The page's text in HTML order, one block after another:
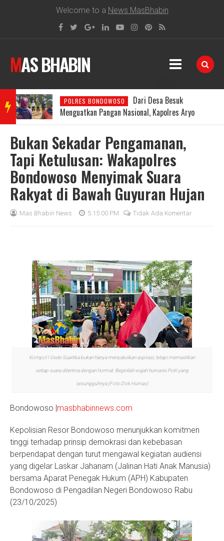
Welcome to a News MasBhabin
MAS BHABIN
BRE
AKIN
NEW
Besuk
Kapolres Aryo
BONDOWOSO
Dua Putra
Bondowoso Antar Arseko Juara
Bukan Sekadar Pengamanan,
Tapi Ketulusan: Wakapolres
Bondowoso Menyimak Suara
Rakyat di Bawah Guyuran Hujan
Mas Bhabin News 5:15:00 PM Tidak Ada Komentar
Kompol I Gede Suartika bukan hanya menyaksikan aspirasi, tetapi memastikan
setiap suara diterima dengan hormat. Beginilah wajah humanis Polri yang
sesungguhnya (Foto:Dok.Humas)
Bondowoso |masbhabinnews.com
Kepolisian Resor Bondowoso menunjukkan komitmen
tinggi terhadap prinsip demokrasi dan kebebasan
berpendapat dengan turut mengawal kegiatan audiensi
yang digelar Laskar Jahanam (Jalinan Hati Anak Manusia)
bersama Aparat Penegak Hukum (APH) Kabupaten
Bondowoso di Pengadilan Negeri Bondowoso Rabu
(23/10/2025)